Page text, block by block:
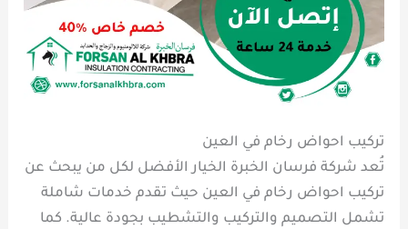
تركيب احواض رخام في العين
تُعد شركة فرسان الخبرة الخيار الأفضل لكل من يبحث عن
تركيب احواض رخام في العين حيث تقدم خدمات شاملة
تشمل التصميم والتركيب والتشطيب بجودة عالية. كما